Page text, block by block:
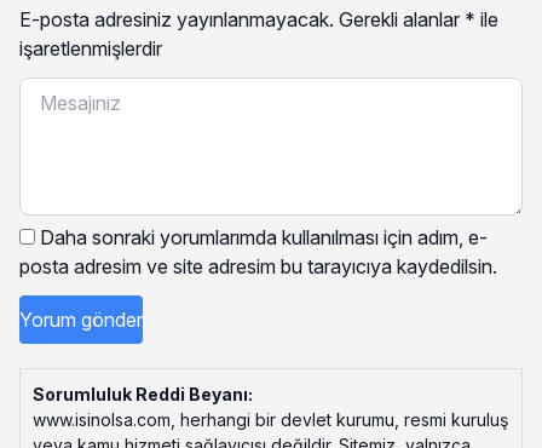
E-posta adresiniz yayınlanmayacak. Gerekli alanlar * ile
işaretlenmişlerdir
Daha sonraki yorumlarımda kullanılması için adım, e-
posta adresim ve site adresim bu tarayıcıya kaydedilsin.
Sorumluluk Reddi Beyanı:
www.isinolsa.com, herhangi bir devlet kurumu, resmi kuruluş